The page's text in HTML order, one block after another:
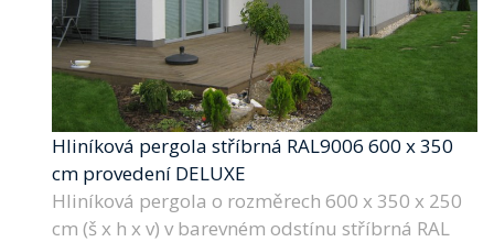
Hliníková pergola stříbrná RAL9006 600 x 350
cm provedení DELUXE
Hliníková pergola o rozměrech 600 x 350 x 250
cm (š x h x v) v barevném odstínu stříbrná RAL